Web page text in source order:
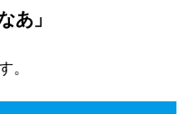
あ」
。